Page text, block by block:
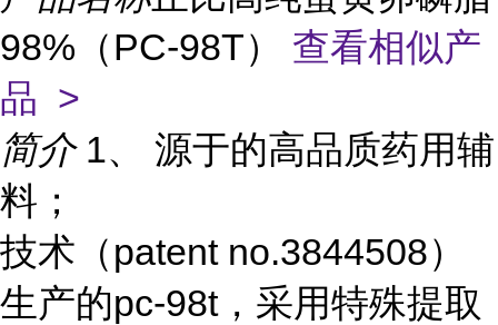
98%（PC-98T） 查看相似产
品 >
简介 1、 源于的高品质药用辅
料；
技术（patent no.3844508）
生产的pc-98t，采用特殊提取